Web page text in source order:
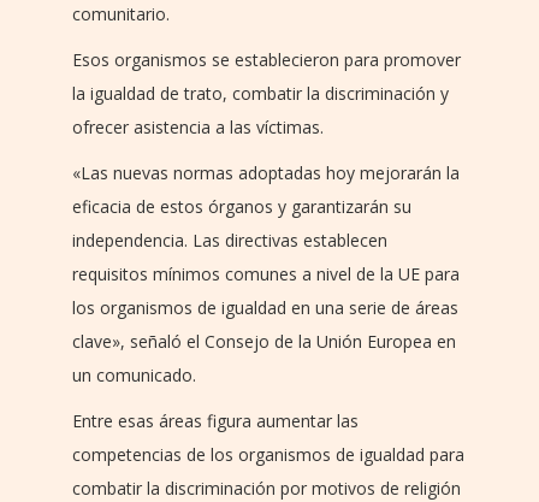
comunitario.
Esos organismos se establecieron para promover
la igualdad de trato, combatir la discriminación y
ofrecer asistencia a las víctimas.
«Las nuevas normas adoptadas hoy mejorarán la
eficacia de estos órganos y garantizarán su
independencia. Las directivas establecen
requisitos mínimos comunes a nivel de la UE para
los organismos de igualdad en una serie de áreas
clave», señaló el Consejo de la Unión Europea en
un comunicado.
Entre esas áreas figura aumentar las
competencias de los organismos de igualdad para
combatir la discriminación por motivos de religión